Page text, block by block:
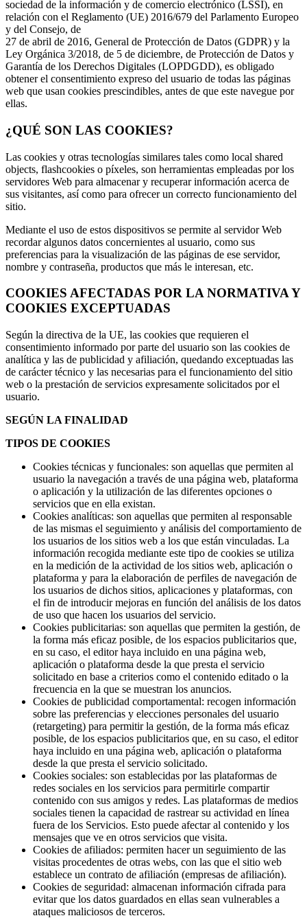
sociedad de la información y de comercio electrónico (LSSI), en
relación con el Reglamento (UE) 2016/679 del Parlamento Europeo
y del Consejo, de
27 de abril de 2016, General de Protección de Datos (GDPR) y la
Ley Orgánica 3/2018, de 5 de diciembre, de Protección de Datos y
Garantía de los Derechos Digitales (LOPDGDD), es obligado
obtener el consentimiento expreso del usuario de todas las páginas
web que usan cookies prescindibles, antes de que este navegue por
ellas.
¿QUÉ SON LAS COOKIES?
Las cookies y otras tecnologías similares tales como local shared
objects, flashcookies o píxeles, son herramientas empleadas por los
servidores Web para almacenar y recuperar información acerca de
sus visitantes, así como para ofrecer un correcto funcionamiento del
sitio.
Mediante el uso de estos dispositivos se permite al servidor Web
recordar algunos datos concernientes al usuario, como sus
preferencias para la visualización de las páginas de ese servidor,
nombre y contraseña, productos que más le interesan, etc.
COOKIES AFECTADAS POR LA NORMATIVA Y
COOKIES EXCEPTUADAS
Según la directiva de la UE, las cookies que requieren el
consentimiento informado por parte del usuario son las cookies de
analítica y las de publicidad y afiliación, quedando exceptuadas las
de carácter técnico y las necesarias para el funcionamiento del sitio
web o la prestación de servicios expresamente solicitados por el
usuario.
SEGÚN LA FINALIDAD
TIPOS DE COOKIES
Cookies técnicas y funcionales: son aquellas que permiten al
usuario la navegación a través de una página web, plataforma
o aplicación y la utilización de las diferentes opciones o
servicios que en ella existan.
Cookies analíticas: son aquellas que permiten al responsable
de las mismas el seguimiento y análisis del comportamiento de
los usuarios de los sitios web a los que están vinculadas. La
información recogida mediante este tipo de cookies se utiliza
en la medición de la actividad de los sitios web, aplicación o
plataforma y para la elaboración de perfiles de navegación de
los usuarios de dichos sitios, aplicaciones y plataformas, con
el fin de introducir mejoras en función del análisis de los datos
de uso que hacen los usuarios del servicio.
Cookies publicitarias: son aquellas que permiten la gestión, de
la forma más eficaz posible, de los espacios publicitarios que,
en su caso, el editor haya incluido en una página web,
aplicación o plataforma desde la que presta el servicio
solicitado en base a criterios como el contenido editado o la
frecuencia en la que se muestran los anuncios.
Cookies de publicidad comportamental: recogen información
sobre las preferencias y elecciones personales del usuario
(retargeting) para permitir la gestión, de la forma más eficaz
posible, de los espacios publicitarios que, en su caso, el editor
haya incluido en una página web, aplicación o plataforma
desde la que presta el servicio solicitado.
Cookies sociales: son establecidas por las plataformas de
redes sociales en los servicios para permitirle compartir
contenido con sus amigos y redes. Las plataformas de medios
sociales tienen la capacidad de rastrear su actividad en línea
fuera de los Servicios. Esto puede afectar al contenido y los
mensajes que ve en otros servicios que visita.
Cookies de afiliados: permiten hacer un seguimiento de las
visitas procedentes de otras webs, con las que el sitio web
establece un contrato de afiliación (empresas de afiliación).
Cookies de seguridad: almacenan información cifrada para
evitar que los datos guardados en ellas sean vulnerables a
ataques maliciosos de terceros.